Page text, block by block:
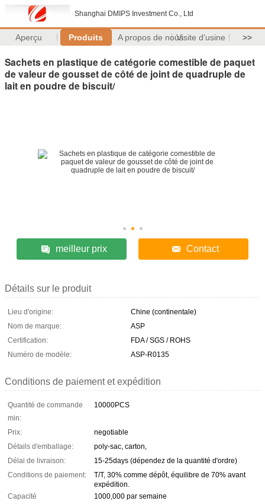
Shanghai DMIPS Investment Co., Ltd
Aperçu Produits A propos de nousVisite d'usine >>
Sachets en plastique de catégorie comestible de paquet
de valeur de gousset de côté de joint de quadruple de
lait en poudre de biscuit/
meilleur prix Contact
Détails sur le produit
Lieu d'origine:
Chine (continentale)
Nom de marque:
ASP
Certification:
FDA / SGS / ROHS
Numéro de modèle:
ASP-R0135
Conditions de paiement et expédition
Quantité de commande
min:
10000PCS
Prix:
negotiable
Détails d'emballage:
poly-sac, carton,
Délai de livraison:
15-25days (dépendez de la quantité d'ordre)
Conditions de paiement:
T/T, 30% comme dépôt, équilibre de 70% avant
expédition.
Capacité
1000,000 par semaine